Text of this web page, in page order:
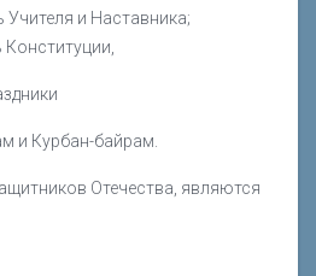
Учителя и Наставника;
и Курбан-байрам.
Отечества, являются